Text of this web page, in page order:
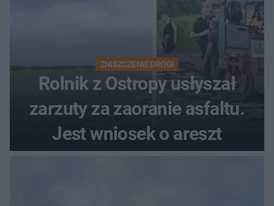
ZNISZCZENIE DROGI
Rolnik z Ostropy usłyszał
zarzuty za zaoranie asfaltu.
Jest wniosek o areszt